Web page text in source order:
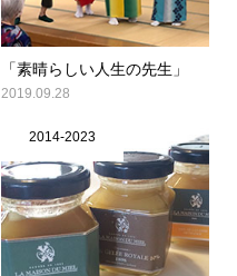
「素晴らしい人生の先生」
2019.09.28
2014-2023